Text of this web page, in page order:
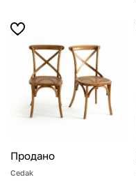
Продано
Cedak